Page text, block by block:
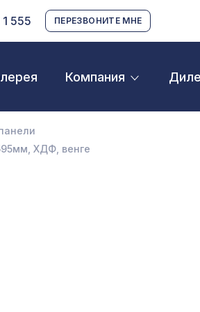
555 ПЕРЕЗВОНИТЕ МНЕ
Компания
и брус
ХДФ, венге